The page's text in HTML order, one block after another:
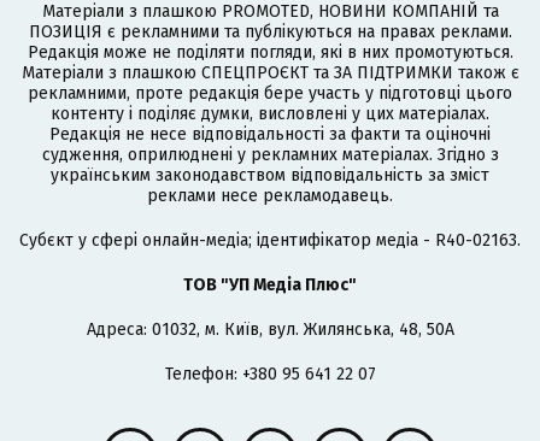
Матеріали з плашкою PROMOTED, НОВИНИ КОМПАНІЙ та
ПОЗИЦІЯ є рекламними та публікуються на правах реклами.
Редакція може не поділяти погляди, які в них промотуються.
Матеріали з плашкою СПЕЦПРОЄКТ та ЗА ПІДТРИМКИ також є
рекламними, проте редакція бере участь у підготовці цього
контенту і поділяє думки, висловлені у цих матеріалах.
Редакція не несе відповідальності за факти та оціночні
судження, оприлюднені у рекламних матеріалах. Згідно з
українським законодавством відповідальність за зміст
реклами несе рекламодавець.
Cубєкт у сфері онлайн-медіа; ідентифікатор медіа - R40-02163.
ТОВ "УП Медіа Плюс"
Адреса: 01032, м. Київ, вул. Жилянська, 48, 50А
Телефон: +380 95 641 22 07